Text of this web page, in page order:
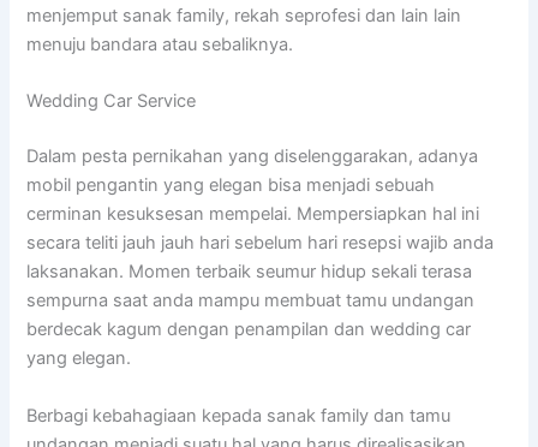
menjemput sanak family, rekah seprofesi dan lain lain
menuju bandara atau sebaliknya.
Wedding Car Service
Dalam pesta pernikahan yang diselenggarakan, adanya
mobil pengantin yang elegan bisa menjadi sebuah
cerminan kesuksesan mempelai. Mempersiapkan hal ini
secara teliti jauh jauh hari sebelum hari resepsi wajib anda
laksanakan. Momen terbaik seumur hidup sekali terasa
sempurna saat anda mampu membuat tamu undangan
berdecak kagum dengan penampilan dan wedding car
yang elegan.
Berbagi kebahagiaan kepada sanak family dan tamu